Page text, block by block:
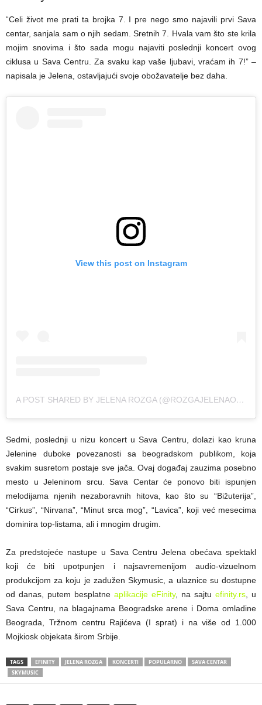
“Celi život me prati ta brojka 7. I pre nego smo najavili prvi Sava
centar, sanjala sam o njih sedam. Sretnih 7. Hvala vam što ste krila
mojim snovima i što sada mogu najaviti poslednji koncert ovog
ciklusa u Sava Centru. Za svaku kap vaše ljubavi, vraćam ih 7!” –
napisala je Jelena, ostavljajući svoje obožavatelje bez daha.
View this post on Instagram
A POST SHARED BY JELENA ROZGA (@ROZGAJELENAOFFICIAL)
Sedmi, poslednji u nizu koncert u Sava Centru, dolazi kao kruna
Jelenine duboke povezanosti sa beogradskom publikom, koja
svakim susretom postaje sve jača. Ovaj događaj zauzima posebno
mesto u Jeleninom srcu. Sava Centar će ponovo biti ispunjen
melodijama njenih nezaboravnih hitova, kao što su “Bižuterija”,
“Cirkus”, “Nirvana”, “Minut srca mog”, “Lavica”, koji već mesecima
dominira top-listama, ali i mnogim drugim.
Za predstojeće nastupe u Sava Centru Jelena obećava spektakl
koji će biti upotpunjen i najsavremenijom audio-vizuelnom
produkcijom za koju je zadužen Skymusic, a ulaznice su dostupne
od danas, putem besplatne aplikacije eFinity, na sajtu efinity.rs, u
Sava Centru, na blagajnama Beogradske arene i Doma omladine
Beograda, Tržnom centru Rajićeva (I sprat) i na više od 1.000
Mojkiosk objekata širom Srbije.
TAGS EFINITY JELENA ROZGA KONCERTI POPULARNO
SAVA CENTAR
SKYMUSIC